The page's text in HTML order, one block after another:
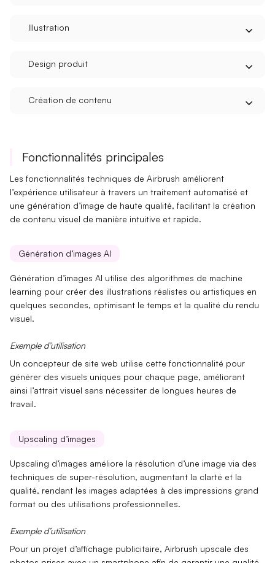
Illustration
Design produit
Création de contenu
Fonctionnalités principales
Les fonctionnalités techniques de Airbrush améliorent
l’expérience utilisateur à travers untraitement automatisé et
une génération d’image de haute qualité, facilitant la création
de contenu visuel de manière intuitive et rapide.
Génération d’images AI
Génération d’images AI utilise des algorithmes de machine
learning pour créer des illustrations réalistes ou artistiques en
quelques secondes, optimisant le temps et la qualité du rendu
visuel.
Exemple d’utilisation
Un concepteur de site web utilise cette fonctionnalité pour
générer desvisuels uniques pour chaque page, améliorant
ainsi l’attrait visuel sans nécessiter de longues heures de
travail.
Upscaling d’images
Upscaling d’images améliore la résolution d’une image via des
techniques de super-résolution, augmentant la clarté et la
qualité, rendant les images adaptées à des impressions grand
format ou des utilisations professionnelles.
Exemple d’utilisation
Pour un projet d’affichage publicitaire, Airbrush upscale des